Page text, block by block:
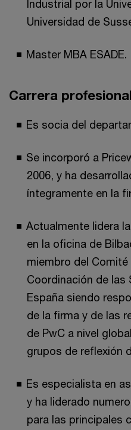
Industrial por la
Universidad de
Master MBA ESADE.
Carrera profesional
Es socia del
Se incorporó a
2006, y ha
íntegramente en la
Actualmente lidera
en la oficina de
miembro del
Coordinación de las
España siendo
de la firma y de las
de PwC a nivel
grupos de reflexión
Es especialista en
y ha liderado
para las principales